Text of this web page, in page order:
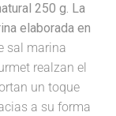
250 g. La
elaborada en
sal marina
realzan el
un toque
a su forma